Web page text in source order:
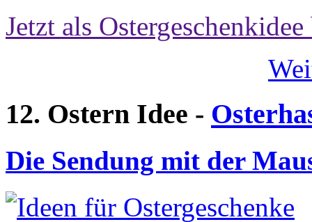
Jetzt als
12. Ostern Idee -
Die Sendung mit der